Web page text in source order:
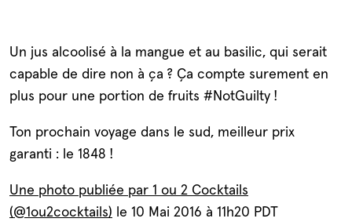
Un jus alcoolisé à la mangue et au basilic, qui serait
capable de dire non à ça ? Ça compte surement en
plus pour une portion de fruits #NotGuilty !
Ton prochain voyage dans le sud, meilleur prix
garanti : le 1848 !
Une photo publiée par 1 ou 2 Cocktails
(@1ou2cocktails) le 10 Mai 2016 à 11h20 PDT